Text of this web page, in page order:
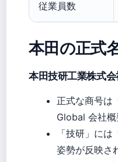
従業員数
本田の正式
本田技研工業株式
正式な商号は
Global 会社概
「技研」に
姿勢が反映さ